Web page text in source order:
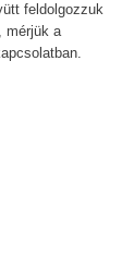
feldolgozzuk
mérjük a